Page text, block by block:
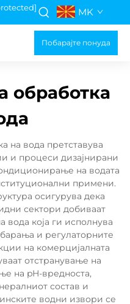
MK
Побарајте понуда
обработка
на вода претставува
и процеси дизајнирани
на водата
примени.
осигурува дека
сектори добиваат
вода која ги исполнува
и регулаторните
на комерцијалната
отстранување на
на pH-вредноста,
состав и
водни извори се